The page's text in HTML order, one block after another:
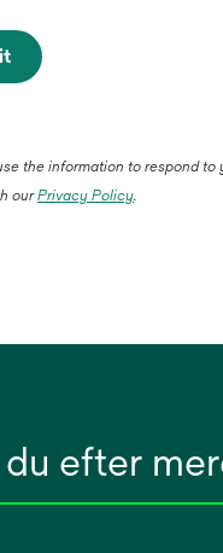
the information to respond to
ourPrivacy Policy.
efter